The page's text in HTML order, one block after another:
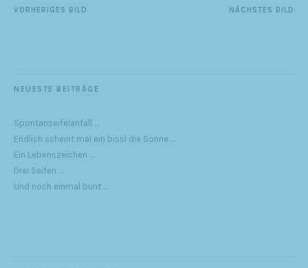
NÄCHSTES BILD
VORHERIGES BILD
NEUESTE BEITRÄGE
Spontanseifelanfall …
Endlich scheint mal ein bissl die Sonne …
Ein Lebenszeichen …
Drei Seifen …
Und noch einmal bunt …